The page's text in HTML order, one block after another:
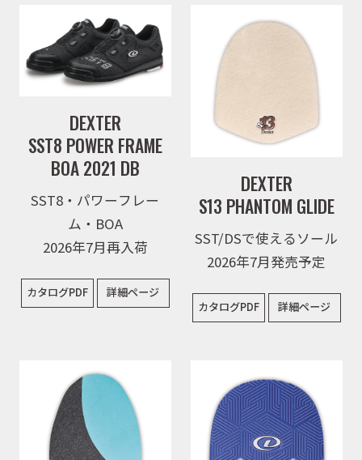
DEXTER
SST8 POWER FRAME
BOA 2021 DB
SST8・パワーフレー
ム・BOA
2026年7月再入荷
カタログPDF 詳細ページ
DEXTER
S13 PHANTOM GLIDE
SST/DSで使えるソール
2026年7月発売予定
カタログPDF 詳細ページ